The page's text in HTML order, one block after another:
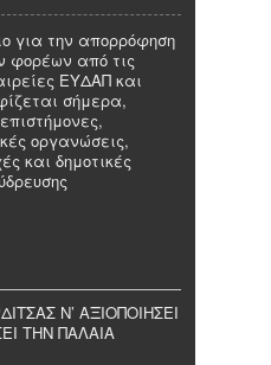
για την απορρόφηση
φορέων από τις
ΕΥΔΑΠ και
σήμερα,
οργανώσεις,
και δημοτικές
Ν’ ΑΞΙΟΠΟΙΗΣΕΙ
ΤΗΝ ΠΑΛΑΙΑ